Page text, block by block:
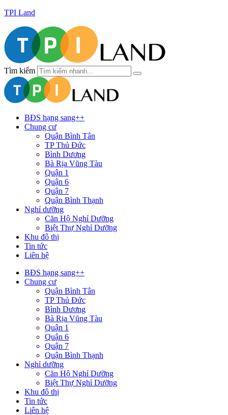
TPI Land
Tìm kiếm
BĐS hạng sang++
Chung cư
Quận Bình Tân
TP Thủ Đức
Bình Dương
Bà Rịa Vũng Tàu
Quận 1
Quận 6
Quận 7
Quận Bình Thạnh
Nghỉ dưỡng
Căn Hộ Nghỉ Dưỡng
Biệt Thự Nghỉ Dưỡng
Khu đô thị
Tin tức
Liên hệ
BĐS hạng sang++
Chung cư
Quận Bình Tân
TP Thủ Đức
Bình Dương
Bà Rịa Vũng Tàu
Quận 1
Quận 6
Quận 7
Quận Bình Thạnh
Nghỉ dưỡng
Căn Hộ Nghỉ Dưỡng
Biệt Thự Nghỉ Dưỡng
Khu đô thị
Tin tức
Liên hệ